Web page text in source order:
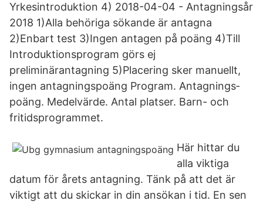
Yrkesintroduktion 4) 2018-04-04 - Antagningsår
2018 1)Alla behöriga sökande är antagna
2)Enbart test 3)Ingen antagen på poäng 4)Till
Introduktionsprogram görs ej
preliminärantagning 5)Placering sker manuellt,
ingen antagningspoäng Program. Antagnings­
poäng. Medel­värde. Antal platser. Barn- och
fritids­­­programmet.
Här hittar du
alla viktiga
datum för årets antagning. Tänk på att det är
viktigt att du skickar in din ansökan i tid. En sen